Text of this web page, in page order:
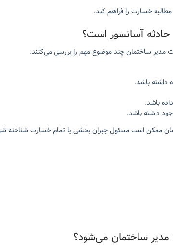
خسارت را فراهم کند.
آسانسور است؟
مدیر ساختمان چند موضوع مهم را بررسی می‌کنند.
داشته باشد.
باشد.
داشته باشد.
ممکن است مسئول جبران بخشی یا تمام خسارت شناخته
مدیر ساختمان می‌شود؟